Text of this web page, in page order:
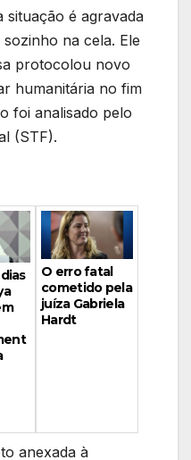
situação é agravada
na cela. Ele
protocolou novo
humanitária no fim
foi analisado pelo
(STF).
O erro fatal
cometido pela
juíza Gabriela
Hardt
anexada à